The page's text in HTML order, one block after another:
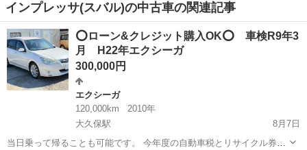
インプレッサ(スバル)の中古車の関連記事
⭕️ローン&クレジット購入OK⭕️ 車検R9年3
月 H22年エクシーガ
300,000円
エクシーガ
120,000km
2010年
大久保駅
8月7日
当日乗って帰ることも可能です。 今年度の自動車税とリサイクル券も